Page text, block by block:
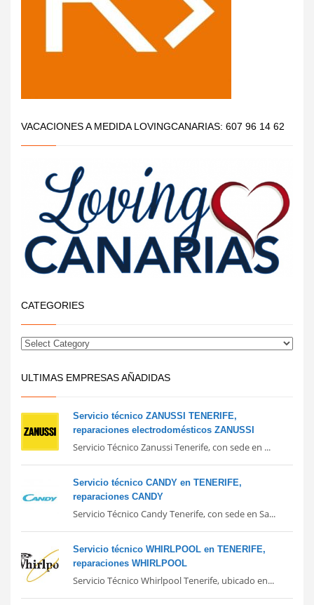
VACACIONES A MEDIDA LOVINGCANARIAS: 607 96 14 62
CATEGORIES
ULTIMAS EMPRESAS AÑADIDAS
Servicio técnico ZANUSSI TENERIFE,
reparaciones electrodomésticos ZANUSSI
Servicio Técnico Zanussi Tenerife, con sede en ...
Servicio técnico CANDY en TENERIFE,
reparaciones CANDY
Servicio Técnico Candy Tenerife, con sede en Sa...
Servicio técnico WHIRLPOOL en TENERIFE,
reparaciones WHIRLPOOL
Servicio Técnico Whirlpool Tenerife, ubicado en...